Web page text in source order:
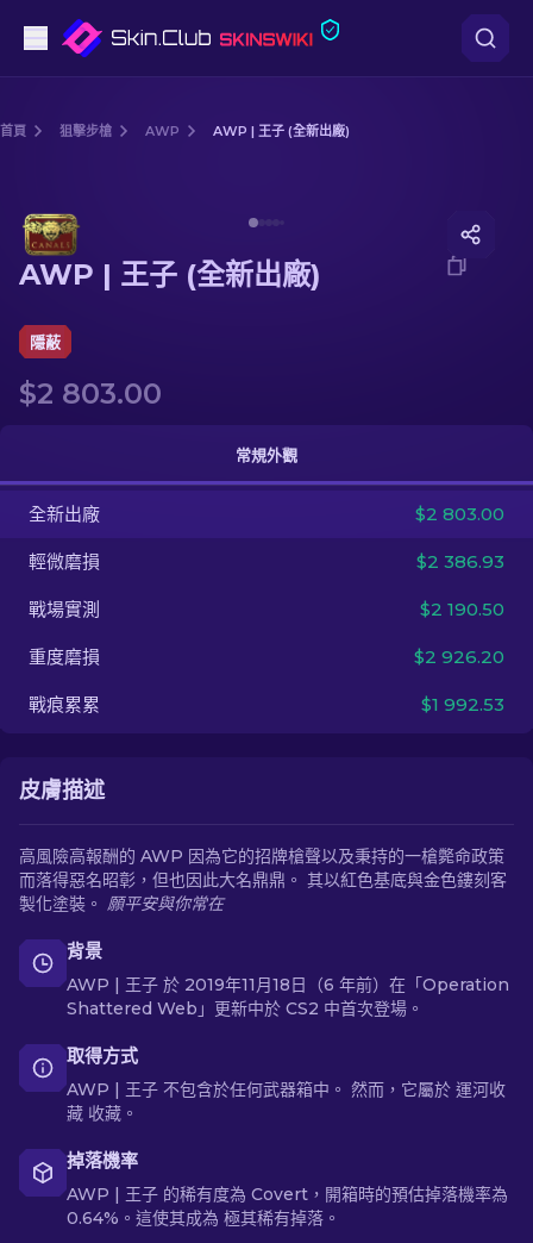
步槍
狙擊步槍
手套
其他
首頁 狙擊步槍 AWP AWP | 王子 (全新出廠)
AWP | 王子 (全新出廠)
隱蔽
$2 803.00
常規外觀
全新出廠 $2 803.00
輕微磨損 $2 386.93
戰場實測 $2 190.50
重度磨損 $2 926.20
戰痕累累 $1 992.53
皮膚描述
高風險高報酬的 AWP 因為它的招牌槍聲以及秉持的一槍斃命政策
而落得惡名昭彰，但也因此大名鼎鼎。 其以紅色基底與金色鏤刻客
製化塗裝。 願平安與你常在
背景
AWP | 王子 於 2019年11月18日（6 年前）在「Operation
Shattered Web」更新中於 CS2 中首次登場。
取得方式
AWP | 王子 不包含於任何武器箱中。 然而，它屬於 運河收
藏 收藏。
掉落機率
AWP | 王子 的稀有度為 Covert，開箱時的預估掉落機率為
0.64%。這使其成為 極其稀有掉落。